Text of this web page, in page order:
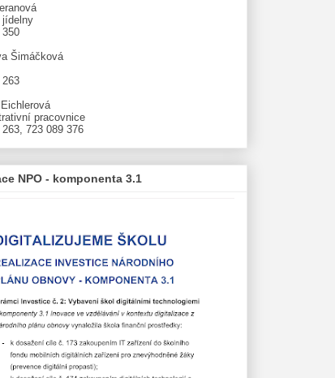
jídelny
350
Šimáčková
263
pracovnice
723 089 376
NPO - komponenta 3.1